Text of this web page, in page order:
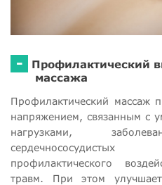
-
Профилактический
массажа
Профилактический массаж
напряжением, связанным с
нагрузками,
профилактического
травм. При этом